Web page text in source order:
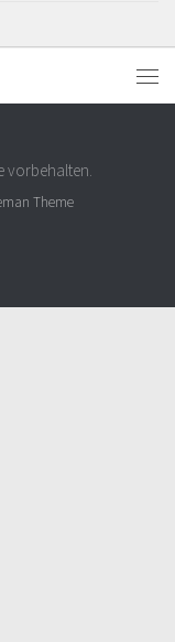
vorbehalten.
Theme